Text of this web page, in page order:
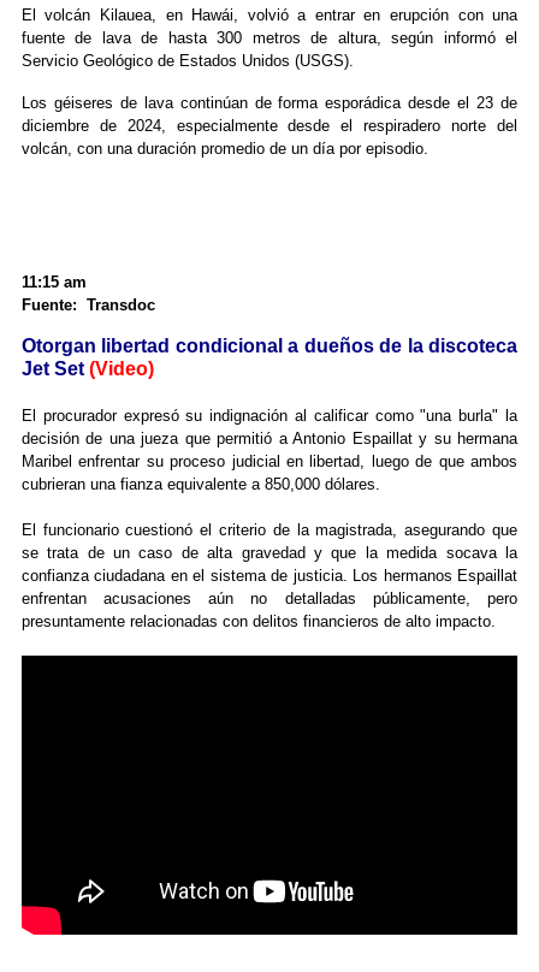
El volcán Kilauea, en Hawái, volvió a entrar en erupción con una
fuente de lava de hasta 300 metros de altura, según informó el
Servicio Geológico de Estados Unidos (USGS).
Los géiseres de lava continúan de forma esporádica desde el 23 de
diciembre de 2024, especialmente desde el respiradero norte del
volcán, con una duración promedio de un día por episodio.
11:15 am
Fuente: Transdoc
Otorgan libertad condicional a dueños de la discoteca
Jet Set (Video)
El procurador expresó su indignación al calificar como "una burla" la
decisión de una jueza que permitió a Antonio Espaillat y su hermana
Maribel enfrentar su proceso judicial en libertad, luego de que ambos
cubrieran una fianza equivalente a 850,000 dólares.
El funcionario cuestionó el criterio de la magistrada, asegurando que
se trata de un caso de alta gravedad y que la medida socava la
confianza ciudadana en el sistema de justicia. Los hermanos Espaillat
enfrentan acusaciones aún no detalladas públicamente, pero
presuntamente relacionadas con delitos financieros de alto impacto.